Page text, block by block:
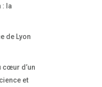
: la
de Lyon
cœur d’un
et